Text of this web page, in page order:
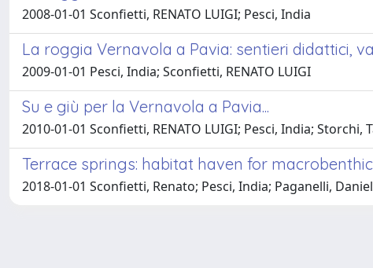
2008-01-01 Sconfietti, RENATO LUIGI; Pesci, India
La roggia Vernavola a Pavia: sentieri didattici,
2009-01-01 Pesci, India; Sconfietti, RENATO LUIGI
Su e giù per la Vernavola a Pavia...
2010-01-01 Sconfietti, RENATO LUIGI; Pesci, India; Storchi,
Terrace springs: habitat haven for
2018-01-01 Sconfietti, Renato; Pesci, India; Paganelli,